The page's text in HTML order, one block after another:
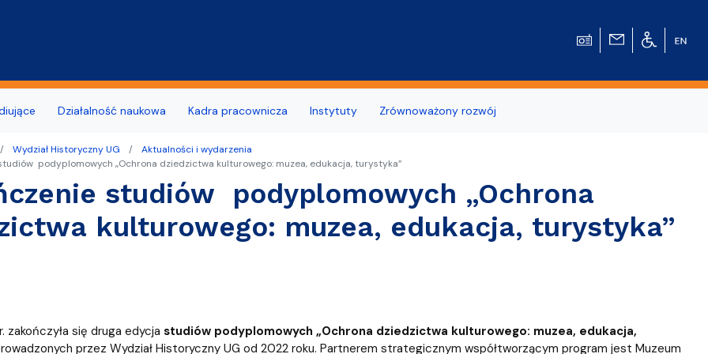
Historycznego
Wydziału Historycznego
Historyczny
Ukrainy
Wynajem pomieszczeń i powierzchni
Deklaracja dostępności
Jubileusz 15-lecia Wydziału Historycznego
Szkoły Doktorskiej przy Wydziale
i wymagające wsparcia
SEA-EU
dydaktycznej
Biuro Karier UG
Samorząd Studencki
Relacje z wypraw
Działalność naukowa
& Online
Kadra pracownicza Instytuty Zrównoważony rozwój
Wydział Historyczny UG
Aktualności i wydarzenia
podyplomowych „Ochrona dziedzictwa kulturowego: muzea, edukacja, turystyka”
studiów podyplomowych „Ochrona
kulturowego: muzea, edukacja, turystyka”
zakończyła się druga edycja studiów podyplomowych „Ochrona dziedzictwa kulturowego: muzea, edukacja,
przez Wydział Historyczny UG od 2022 roku. Partnerem strategicznym współtworzącym program jest Muzeum